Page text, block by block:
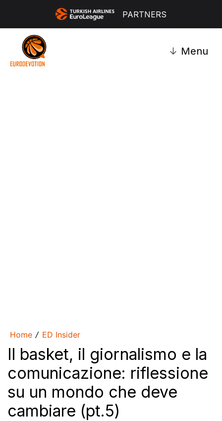
PARTNERS
↓ Menu
Home / ED Insider
Il basket, il giornalismo e la
comunicazione: riflessione
su un mondo che deve
cambiare (pt.5)